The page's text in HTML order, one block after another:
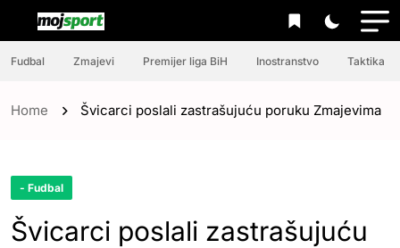
Fudbal Zmajevi Premijer liga BiH Inostranstvo Taktika
Home Švicarci poslali zastrašujuću poruku Zmajevima
- Fudbal
Švicarci poslali zastrašujuću